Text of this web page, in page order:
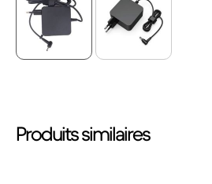
Produits similaires